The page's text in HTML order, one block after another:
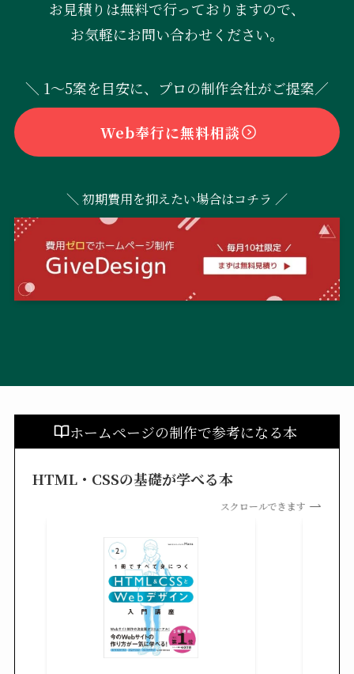
お見積りは無料で行っておりますので、
お気軽にお問い合わせください。
＼ 1〜5案を目安に、プロの制作会社がご提案／
Web奉行に無料相談
＼ 初期費用を抑えたい場合はコチラ ／
ホームページの制作で参考になる本
HTML・CSSの基礎が学べる本
スクロールできます